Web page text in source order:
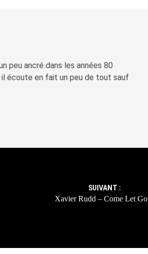
peu ancré dans les années 80
écoute en fait un peu de tout sauf
SUIVANT :
Xavier Rudd – Come Let Go